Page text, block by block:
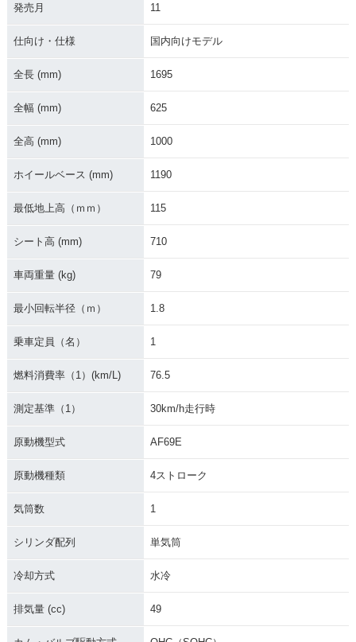
2007年 CREA SCO
別・限定仕様
2007年 CREA SCO
別・限定仕様
OPY・カラーチェン
OPY i・カラーチェ
2004年 CREA SCC
2003年 CREA SCO
ジ
OPY Special・特
OPY・カラーチェン
発売月 11
仕向け・仕様 国内向けモデル
全長 (mm) 1695
全幅 (mm) 625
全高 (mm) 1000
ホイールベース (mm) 1190
最低地上高（ｍｍ） 115
シート高 (mm) 710
車両重量 (kg) 79
最小回転半径（ｍ） 1.8
乗車定員（名） 1
燃料消費率（1）(km/L) 76.5
測定基準（1） 30km/h走行時
原動機型式 AF69E
原動機種類 4ストローク
気筒数 1
シリンダ配列 単気筒
冷却方式 水冷
排気量 (cc) 49